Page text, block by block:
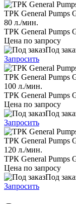
ТРК General Pumps
80 л./мин.
ТРК General Pumps
Цена по запросу
Под
Запросить
ТРК General Pumps
100 л./мин.
ТРК General Pumps
Цена по запросу
Под
Запросить
ТРК General Pumps
120 л./мин.
ТРК General Pumps
Цена по запросу
Под
Запросить